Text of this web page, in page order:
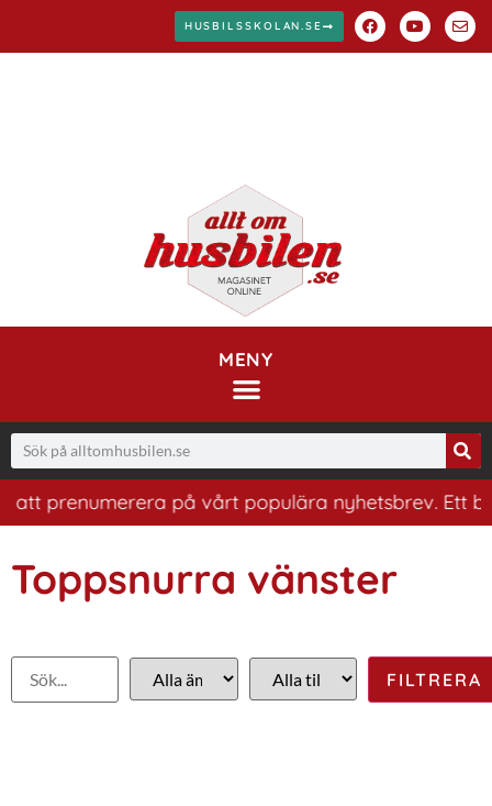
HUSBILSSKOLAN.SE
MENY
prenumerera på vårt populära nyhetsbrev. Ett bra
Toppsnurra vänster